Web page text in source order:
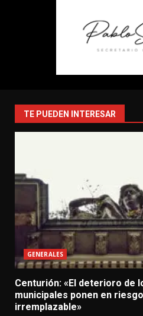
TE PUEDEN INTERESAR
GENERALES
Centurión: «El deterioro de
municipales ponen en
irremplazable»